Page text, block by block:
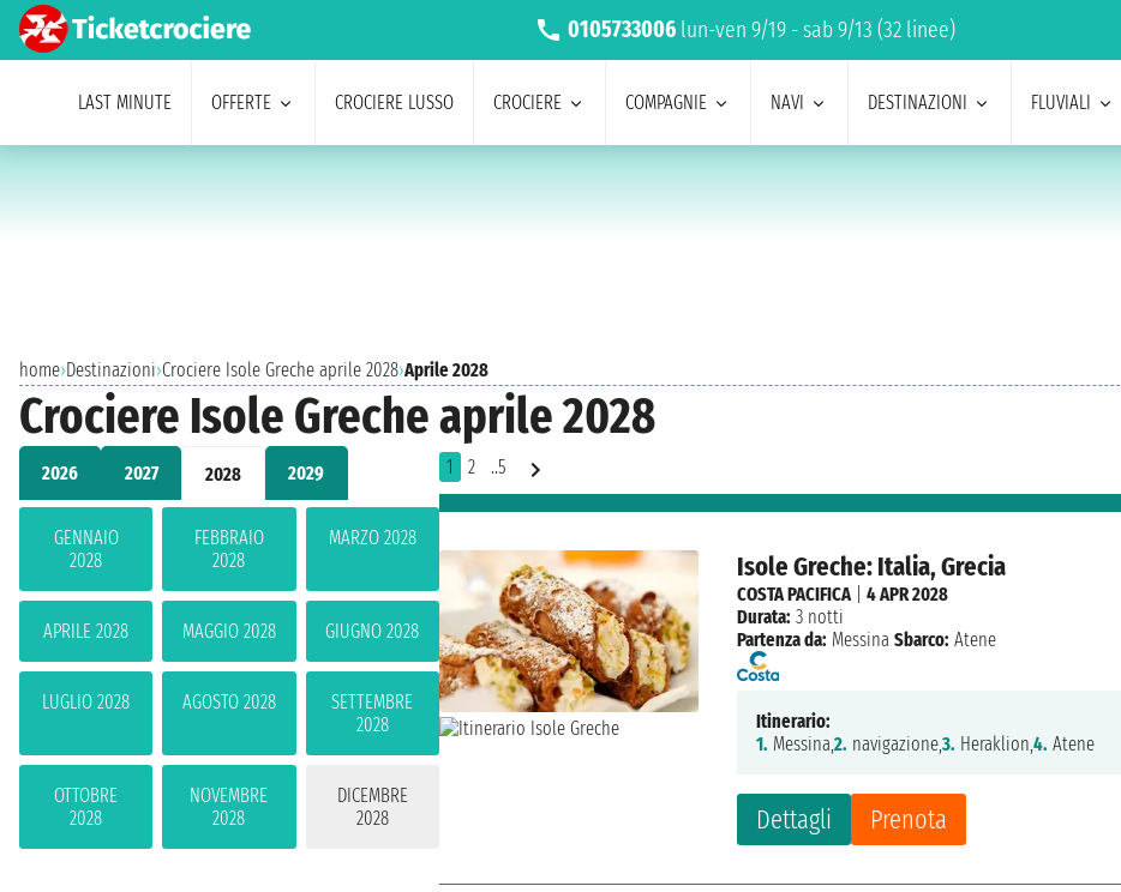
0105733006 lun-ven 9/19 - sab 9/13 (32 linee)
LAST MINUTE OFFERTE CROCIERE LUSSO CROCIERE COMPAGNIE NAVI DESTINAZIONI FLUVIALI
home›Destinazioni›Crociere Isole Greche aprile 2028›Aprile 2028
Crociere Isole Greche aprile 2028
2026 2027 2028 2029
GENNAIO
2028
FEBBRAIO
2028
MARZO 2028
APRILE 2028 MAGGIO 2028 GIUGNO 2028
LUGLIO 2028 AGOSTO 2028
SETTEMBRE
2028
OTTOBRE
2028
NOVEMBRE
2028
DICEMBRE
2028
1 2 ..5
Isole Greche: Italia, Grecia
Dettagli Prenota
COSTA PACIFICA|4 APR 2028
Durata: 3 notti
Partenza da: Messina Sbarco: Atene
Itinerario:
1. Messina,2. navigazione,3. Heraklion,4. Atene